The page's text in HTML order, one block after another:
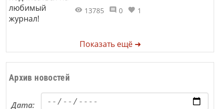
13785
0 1
Показать ещё ➜
Архив новостей
Дата: